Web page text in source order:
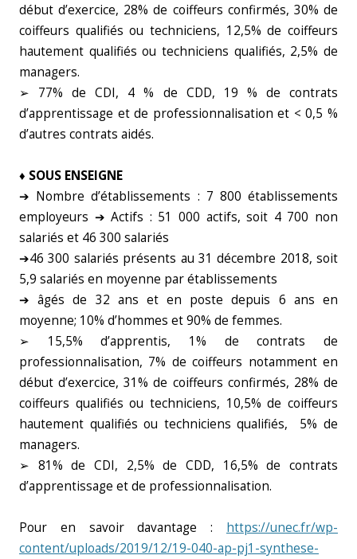
début d’exercice, 28% de coiffeurs confirmés, 30% de
coiffeurs qualifiés ou techniciens, 12,5% de coiffeurs
hautement qualifiés ou techniciens qualifiés, 2,5% de
managers.
➢ 77% de CDI, 4 % de CDD, 19 % de contrats
d’apprentissage et de professionnalisation et < 0,5 %
d’autres contrats aidés.
♦ SOUS ENSEIGNE
➔ Nombre d’établissements : 7 800 établissements
employeurs ➔ Actifs : 51 000 actifs, soit 4 700 non
salariés et 46 300 salariés
➔46 300 salariés présents au 31 décembre 2018, soit
5,9 salariés en moyenne par établissements
➔ âgés de 32 ans et en poste depuis 6 ans en
moyenne; 10% d’hommes et 90% de femmes.
➢ 15,5% d’apprentis, 1% de contrats de
professionnalisation, 7% de coiffeurs notamment en
début d’exercice, 31% de coiffeurs confirmés, 28% de
coiffeurs qualifiés ou techniciens, 10,5% de coiffeurs
hautement qualifiés ou techniciens qualifiés, 5% de
managers.
➢ 81% de CDI, 2,5% de CDD, 16,5% de contrats
d’apprentissage et de professionnalisation.
Pour en savoir davantage : https://unec.fr/wp-
content/uploads/2019/12/19-040-ap-pj1-synthese-